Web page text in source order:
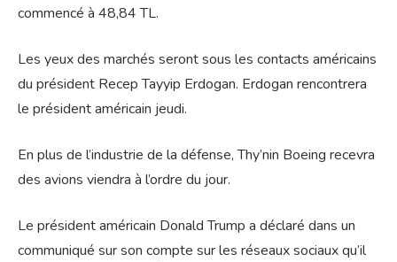
commencé à 48,84 TL.
Les yeux des marchés seront sous les contacts américains
du président Recep Tayyip Erdogan. Erdogan rencontrera
le président américain jeudi.
En plus de l’industrie de la défense, Thy’nin Boeing recevra
des avions viendra à l’ordre du jour.
Le président américain Donald Trump a déclaré dans un
communiqué sur son compte sur les réseaux sociaux qu’il